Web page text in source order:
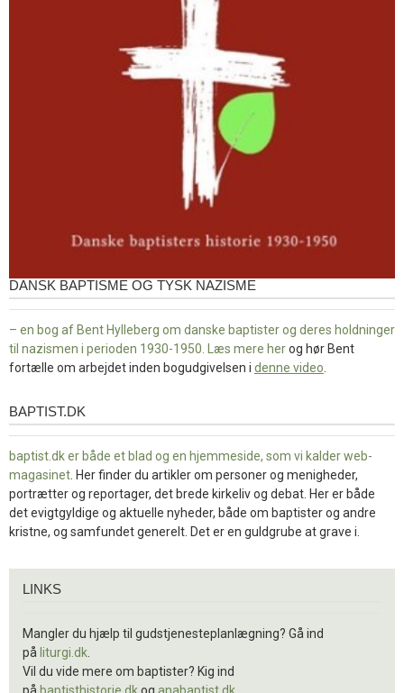
DANSK BAPTISME OG TYSK NAZISME
– en bog af Bent Hylleberg om danske baptister og deres holdninger
til nazismen i perioden 1930-1950. Læs mere herog hør Bent
fortælle om arbejdet inden bogudgivelsen i denne video
baptist.dk
BAPTIST.DK
baptist.dk er både et blad og en hjemmeside, som vi kalder web-
magasinet . Her finder du artikler om personer og menigheder,
portrætter og reportager, det brede kirkeliv og debat. Her er både
det evigtgyldige og aktuelle nyheder, både om baptister og andre
kristne, og samfundet generelt. Det er en guldgrube at grave i.
LINKS
Mangler du hjælp til gudstjenesteplanlægning? Gå ind
på liturgi.dk
Vil du vide mere om baptister? Kig ind
på baptisthistorie.dkog anabaptist.dk